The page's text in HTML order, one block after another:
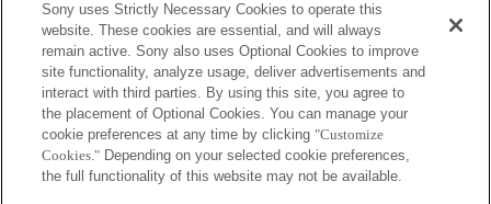
Compatibile, ma con restrizioni
FA-CC1AM
FA-HS1AM
Sony uses Strictly Necessary Cookies to operate this
website. These cookies are essential, and will always
remain active. Sony also uses Optional Cookies to improve
site functionality, analyze usage, deliver advertisements and
interact with third parties. By using this site, you agree to
the placement of Optional Cookies. You can manage your
cookie preferences at any time by clicking "Customize
Cookies." Depending on your selected cookie preferences,
the full functionality of this website may not be available.